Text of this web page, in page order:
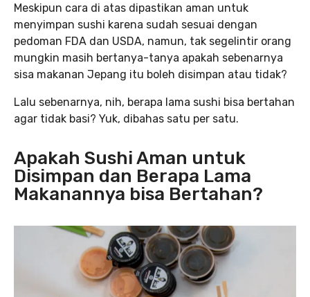
Meskipun cara di atas dipastikan aman untuk
menyimpan sushi karena sudah sesuai dengan
pedoman FDA dan USDA, namun, tak segelintir orang
mungkin masih bertanya-tanya apakah sebenarnya
sisa makanan Jepang itu boleh disimpan atau tidak?
Lalu sebenarnya, nih, berapa lama sushi bisa bertahan
agar tidak basi? Yuk, dibahas satu per satu.
Apakah Sushi Aman untuk
Disimpan dan Berapa Lama
Makanannya bisa Bertahan?